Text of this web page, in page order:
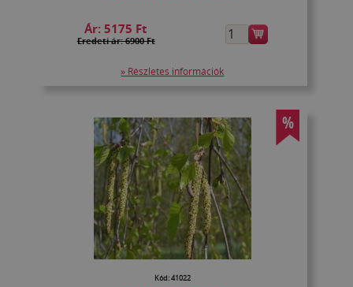
Ár:5175 Ft
Eredeti ár: 6900 Ft
» Részletes információk
%
Kód: 41022